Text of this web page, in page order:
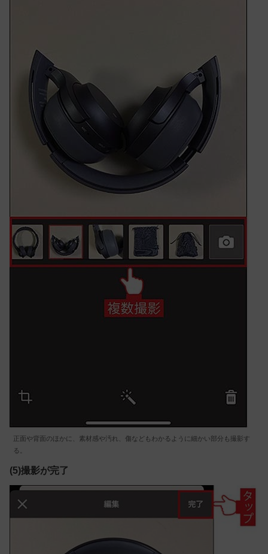
正面や背面のほかに、素材感や汚れ、傷などもわかるように細かい部分も撮影す
る。
(5)撮影が完了